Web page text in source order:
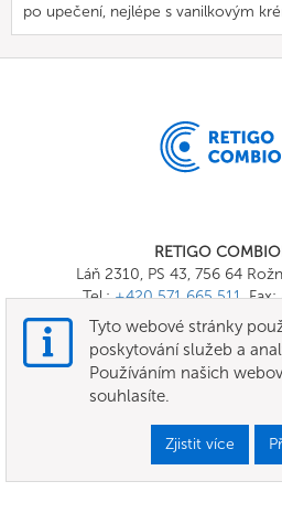
po upečení, nejlépe s vanilkovým
RETIGO
Láň 2310, PS 43, 756 64
Tel.:+420 571 665 511,
E-mail:
Všeobecné
Tyto webové stránky
poskytování služeb a
Používáním našich
souhlasíte.
Zjistit více